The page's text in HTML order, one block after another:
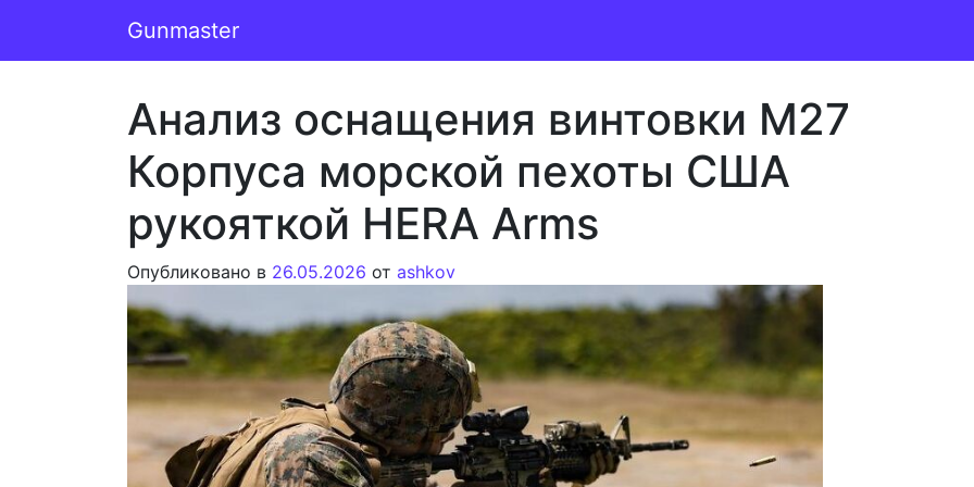
Основная навигация
Gunmaster
Анализ оснащения винтовки M27
Корпуса морской пехоты США
рукояткой HERA Arms
Опубликовано в 26.05.2026 от ashkov